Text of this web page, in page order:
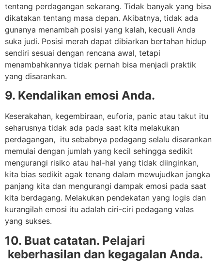
tentang perdagangan sekarang. Tidak banyak yang bisa
dikatakan tentang masa depan. Akibatnya, tidak ada
gunanya menambah posisi yang kalah, kecuali Anda
suka judi. Posisi merah dapat dibiarkan bertahan hidup
sendiri sesuai dengan rencana awal, tetapi
menambahkannya tidak pernah bisa menjadi praktik
yang disarankan.
9. Kendalikan emosi Anda.
Keserakahan, kegembiraan, euforia, panic atau takut itu
seharusnya tidak ada pada saat kita melakukan
perdagangan, itu sebabnya pedagang selalu disarankan
memulai dengan jumlah yang kecil sehingga sedikit
mengurangi risiko atau hal-hal yang tidak diinginkan,
kita bias sedikit agak tenang dalam mewujudkan jangka
panjang kita dan mengurangi dampak emosi pada saat
kita berdagang. Melakukan pendekatan yang logis dan
kurangilah emosi itu adalah ciri-ciri pedagang valas
yang sukses.
10. Buat catatan. Pelajari
keberhasilan dan kegagalan Anda.